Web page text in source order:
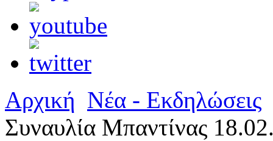
Αρχική Νέα - Εκδηλώσεις
Συναυλία Μπαντίνας